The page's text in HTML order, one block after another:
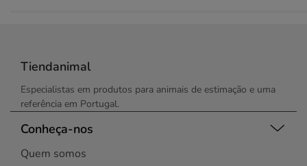
Tiendanimal
Especialistas em produtos para animais de estimação e uma
referência em Portugal.
Conheça-nos
Quem somos